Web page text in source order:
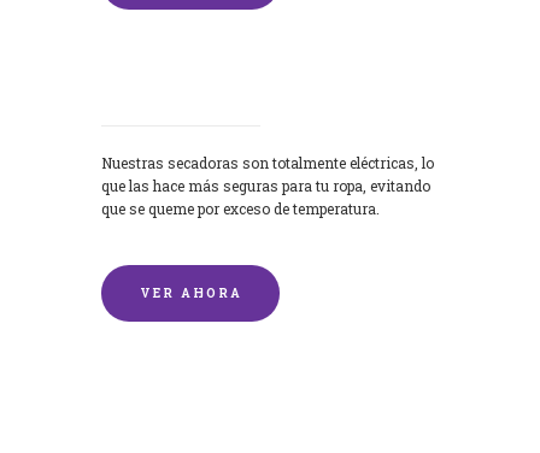
Nuestras secadoras son totalmente eléctricas, lo
que las hace más seguras para tu ropa, evitando
que se queme por exceso de temperatura.
VER AHORA